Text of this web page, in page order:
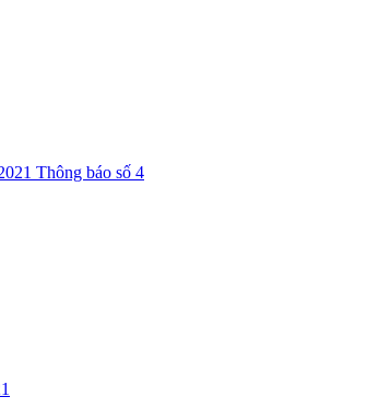
Thông báo số 4